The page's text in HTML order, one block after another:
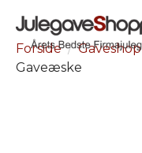
Forside Gaveshop
Gaveæske